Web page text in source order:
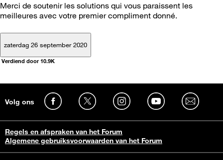
Merci de soutenir les solutions qui vous paraissent les
meilleures avec votre premier compliment donné.
zaterdag 26 september 2020
Verdiend door 10.9K
Volg ons
Regels en afspraken van het Forum
Algemene gebruiksvoorwaarden van het Forum